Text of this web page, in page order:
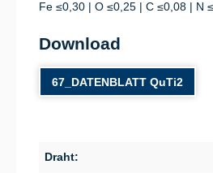
Fe ≤0,30 | O ≤0,25 | C ≤0,08 | N
Download
67_DATENBLATT QuTi2
Draht: